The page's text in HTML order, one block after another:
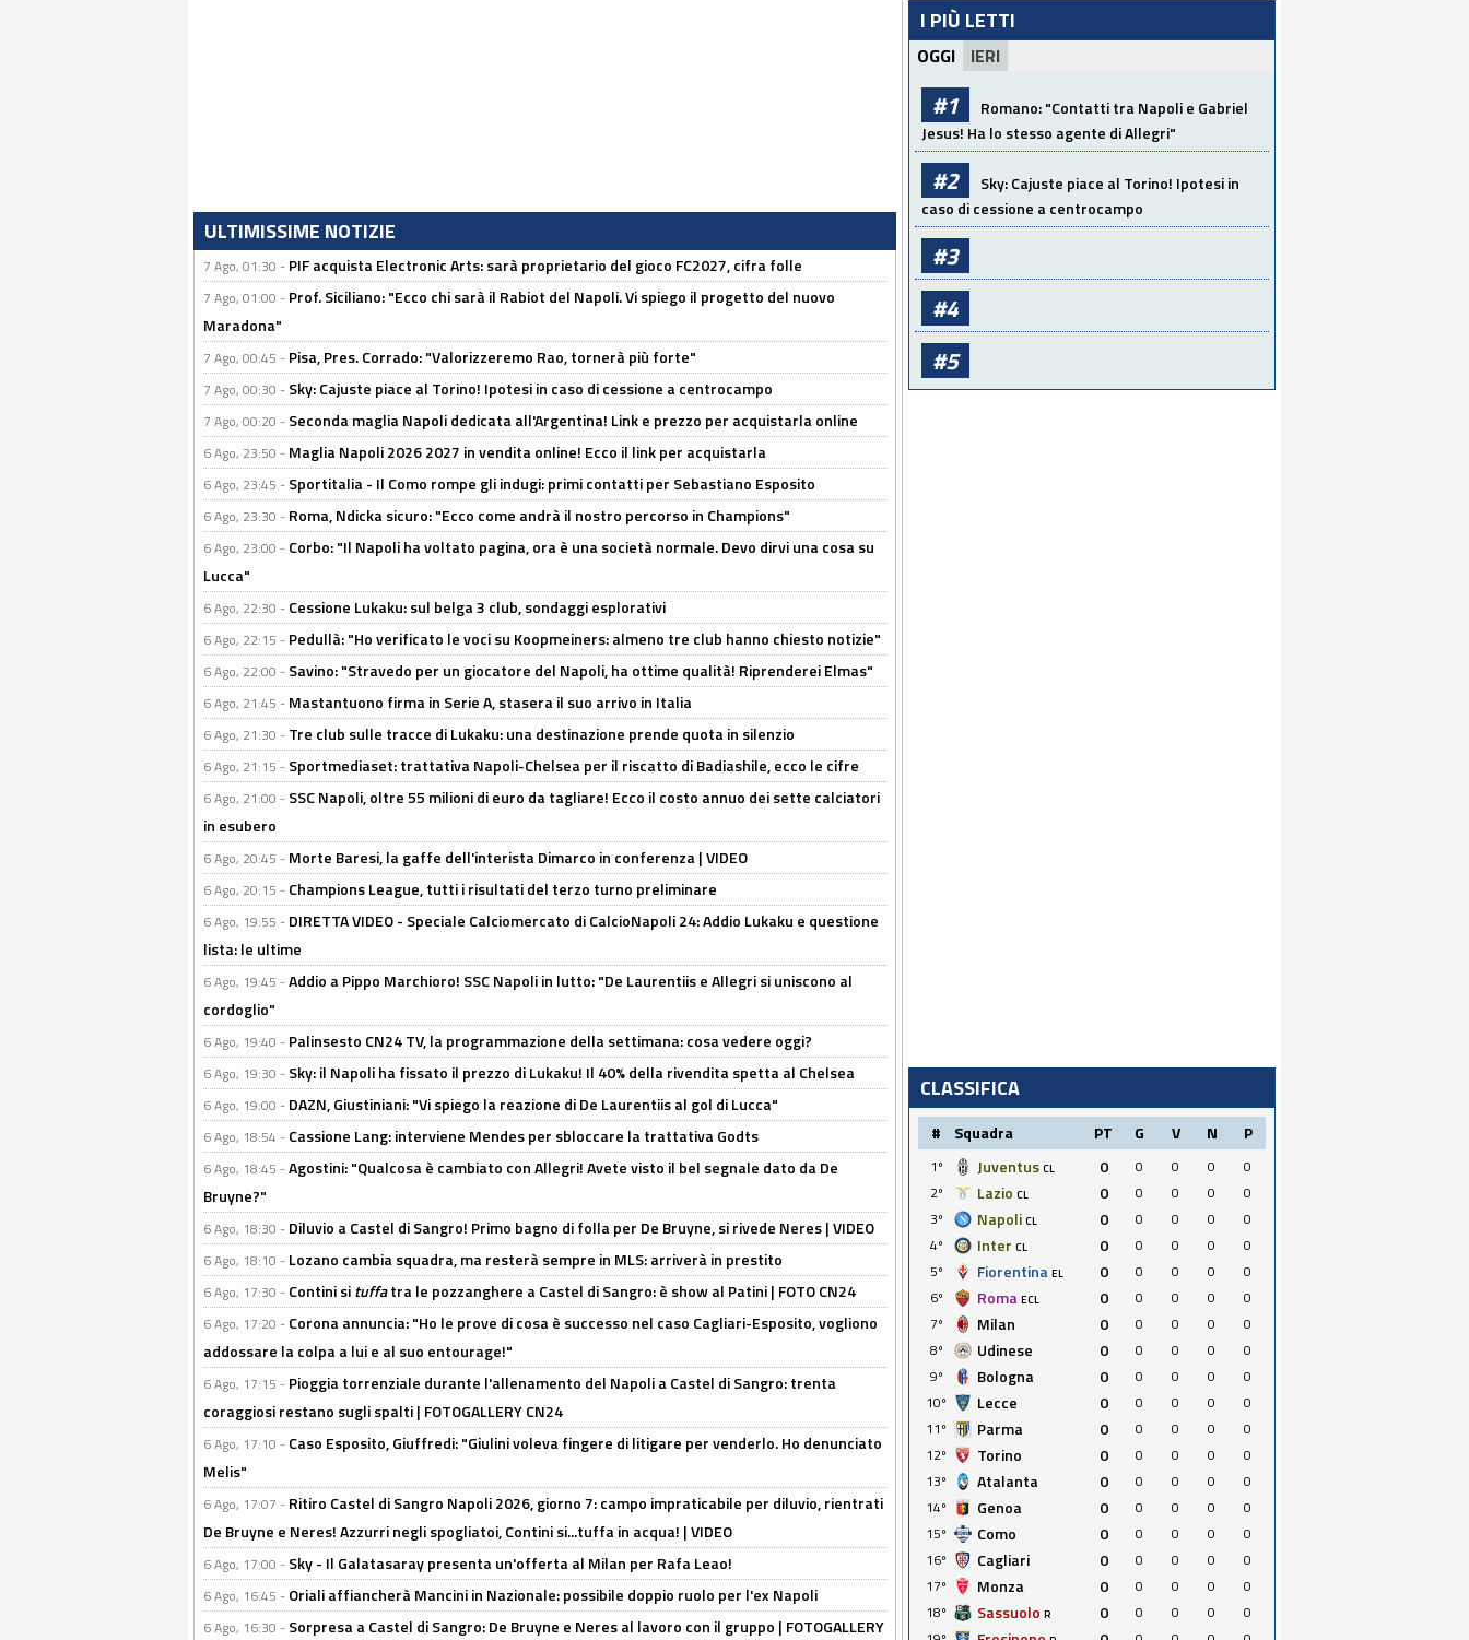
ULTIMISSIME NOTIZIE
7 Ago, 01:30 - PIF acquista Electronic Arts: sarà proprietario del gioco FC2027, cifra folle
7 Ago, 01:00 - Prof. Siciliano: "Ecco chi sarà il Rabiot del Napoli. Vi spiego il progetto del nuovo
Maradona"
7 Ago, 00:45 - Pisa, Pres. Corrado: "Valorizzeremo Rao, tornerà più forte"
7 Ago, 00:30 - Sky: Cajuste piace al Torino! Ipotesi in caso di cessione a centrocampo
7 Ago, 00:20 - Seconda maglia Napoli dedicata all'Argentina! Link e prezzo per acquistarla online
6 Ago, 23:50 - Maglia Napoli 2026 2027 in vendita online! Ecco il link per acquistarla
6 Ago, 23:45 - Sportitalia - Il Como rompe gli indugi: primi contatti per Sebastiano Esposito
6 Ago, 23:30 - Roma, Ndicka sicuro: "Ecco come andrà il nostro percorso in Champions"
6 Ago, 23:00 - Corbo: "Il Napoli ha voltato pagina, ora è una società normale. Devo dirvi una cosa su
Lucca"
6 Ago, 22:30 - Cessione Lukaku: sul belga 3 club, sondaggi esplorativi
6 Ago, 22:15 - Pedullà: "Ho verificato le voci su Koopmeiners: almeno tre club hanno chiesto notizie"
6 Ago, 22:00 - Savino: "Stravedo per un giocatore del Napoli, ha ottime qualità! Riprenderei Elmas"
6 Ago, 21:45 - Mastantuono firma in Serie A, stasera il suo arrivo in Italia
6 Ago, 21:30 - Tre club sulle tracce di Lukaku: una destinazione prende quota in silenzio
6 Ago, 21:15 - Sportmediaset: trattativa Napoli-Chelsea per il riscatto di Badiashile, ecco le cifre
6 Ago, 21:00 - SSC Napoli, oltre 55 milioni di euro da tagliare! Ecco il costo annuo dei sette calciatori
in esubero
6 Ago, 20:45 - Morte Baresi, la gaffe dell'interista Dimarco in conferenza | VIDEO
6 Ago, 20:15 - Champions League, tutti i risultati del terzo turno preliminare
6 Ago, 19:55 - DIRETTA VIDEO - Speciale Calciomercato di CalcioNapoli 24: Addio Lukaku e questione
lista: le ultime
6 Ago, 19:45 -Addio a Pippo Marchioro! SSC Napoli in lutto: "De Laurentiis e Allegri si uniscono al
cordoglio"
6 Ago, 19:40 - Palinsesto CN24 TV, la programmazione della settimana: cosa vedere oggi?
6 Ago, 19:30 - Sky: il Napoli ha fissato il prezzo di Lukaku! Il 40% della rivendita spetta al Chelsea
6 Ago, 19:00 - DAZN, Giustiniani: "Vi spiego la reazione di De Laurentiis al gol di Lucca"
6 Ago, 18:54 - Cassione Lang: interviene Mendes per sbloccare la trattativa Godts
6 Ago, 18:45 -Agostini: "Qualcosa è cambiato con Allegri! Avete visto il bel segnale dato da De
Bruyne?"
6 Ago, 18:30 - Diluvio a Castel di Sangro! Primo bagno di folla per De Bruyne, si rivede Neres | VIDEO
6 Ago, 18:10 - Lozano cambia squadra, ma resterà sempre in MLS: arriverà in prestito
6 Ago, 17:30 - Contini situffatra le pozzanghere a Castel di Sangro: è show al Patini | FOTO CN24
6 Ago, 17:20 - Corona annuncia: "Ho le prove di cosa è successo nel caso Cagliari-Esposito, vogliono
addossare la colpa a lui e al suo entourage!"
6 Ago, 17:15 - Pioggia torrenziale durante l'allenamento del Napoli a Castel di Sangro: trenta
coraggiosi restano sugli spalti | FOTOGALLERY CN24
6 Ago, 17:10 - Caso Esposito, Giuffredi: "Giulini voleva fingere di litigare per venderlo. Ho denunciato
Melis"
6 Ago, 17:07 - Ritiro Castel di Sangro Napoli 2026, giorno 7: campo impraticabile per diluvio, rientrati
De Bruyne e Neres! Azzurri negli spogliatoi, Contini si...tuffa in acqua! | VIDEO
6 Ago, 17:00 - Sky - Il Galatasaray presenta un'offerta al Milan per Rafa Leao!
6 Ago, 16:45 - Oriali affiancherà Mancini in Nazionale: possibile doppio ruolo per l'ex Napoli
6 Ago, 16:30 - Sorpresa a Castel di Sangro: De Bruyne e Neres al lavoro con il gruppo | FOTOGALLERY
I PIÙ LETTI
OGGI IERI
#1
Romano: "Contatti tra Napoli e Gabriel
Jesus! Ha lo stesso agente di Allegri"
#2
Sky: Cajuste piace al Torino! Ipotesi in
caso di cessione a centrocampo
#3
#4
#5
CLASSIFICA
# Squadra PT G V N P
1º Juventus CL 0 0 0 0
0
2º
Lazio CL 0 0 0 0
0
3º
Napoli CL 0 0 0 0
0
4º
Inter CL 0 0 0 0
0
5º
Fiorentina EL 0 0 0 0
0
6º
Roma ECL 0 0 0 0
0
7º
Milan 0 0 0 0
0
8º
Udinese 0 0 0 0
0
9º
Bologna 0 0 0 0
0
10º
Lecce 0 0 0 0
0
11º
Parma 0 0 0 0
0
12º
Torino 0 0 0 0
0
13º
Atalanta 0 0 0 0
0
14º
Genoa 0 0 0 0
0
15º
Como 0 0 0 0
0
16º
Cagliari 0 0 0 0
0
17º
Monza 0 0 0 0
0
18º
Sassuolo R 0 0 0 0
0